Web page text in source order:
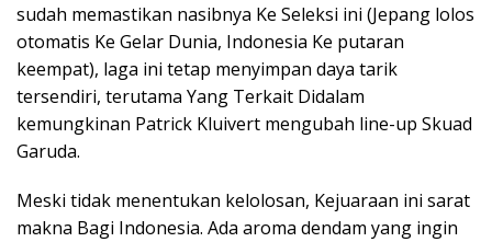
sudah memastikan nasibnya Ke Seleksi ini (Jepang lolos
otomatis Ke Gelar Dunia, Indonesia Ke putaran
keempat), laga ini tetap menyimpan daya tarik
tersendiri, terutama Yang Terkait Didalam
kemungkinan Patrick Kluivert mengubah line-up Skuad
Garuda.
Meski tidak menentukan kelolosan, Kejuaraan ini sarat
makna Bagi Indonesia. Ada aroma dendam yang ingin